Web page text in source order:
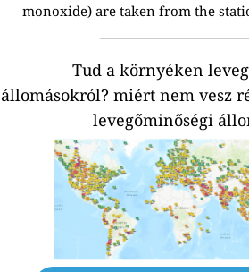
monoxide) are taken from the
Tud a környéken
állomásokról? miért nem vesz
levegőminőségi